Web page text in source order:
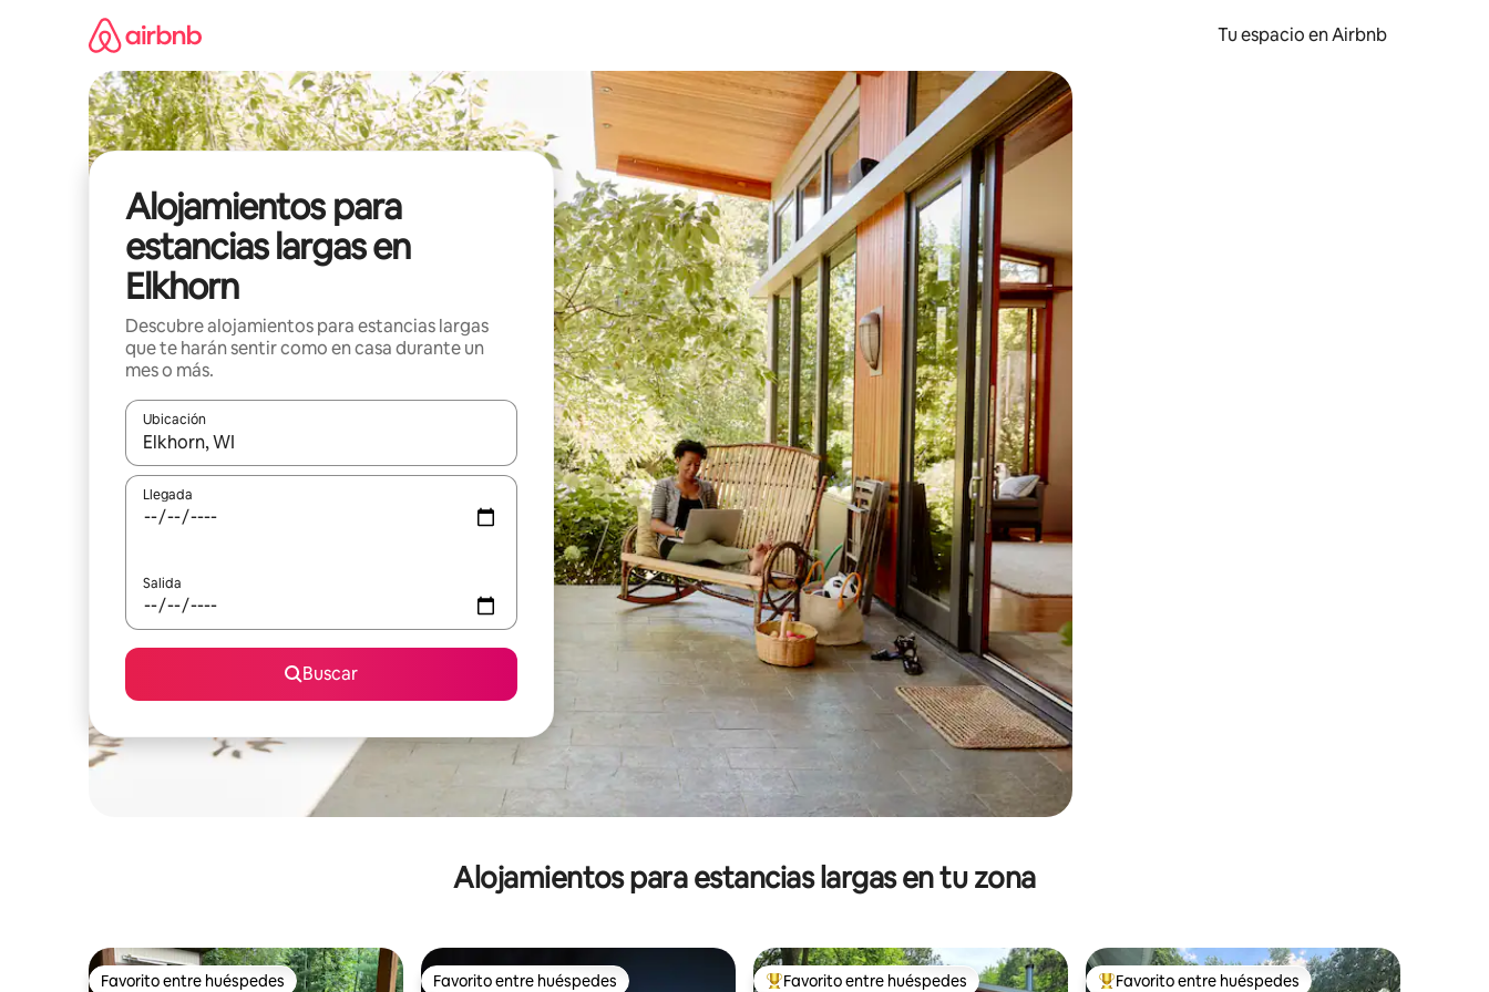
Tu espacio en Airbnb
Alojamientos para
estancias largas en
Elkhorn
Descubre alojamientos para estancias largas
que te harán sentir como en casa durante un
mes o más.
Ubicación
Cuando los resultados estén disponibles, podrás navegar usando las teclas de las flechas hacia arriba y hacia abajo, o bien tocando y deslizando la pantalla.
Llegada
Salida
Buscar
Alojamientos para estancias largas en tu zona
Favorito entre huéspedes Favorito entre huéspedes Favorito entre huéspedes Favorito entre huéspedes